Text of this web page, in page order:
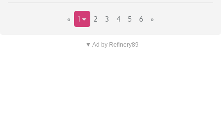
« 1 2 3 4 5 6 »
▼ Ad by Refinery89